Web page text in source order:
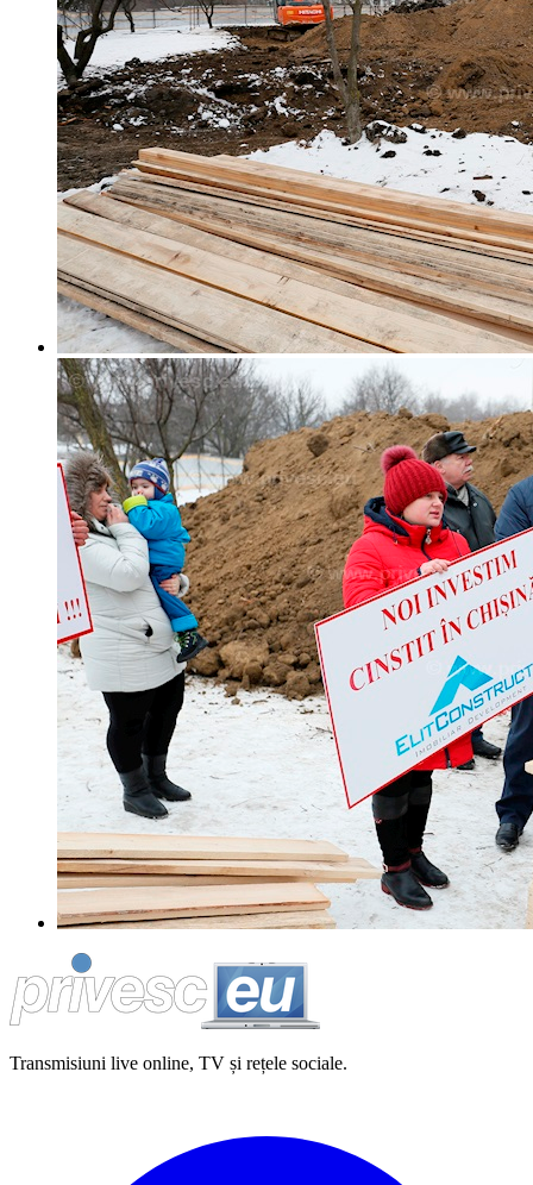
Transmisiuni live online, TV și rețele sociale.